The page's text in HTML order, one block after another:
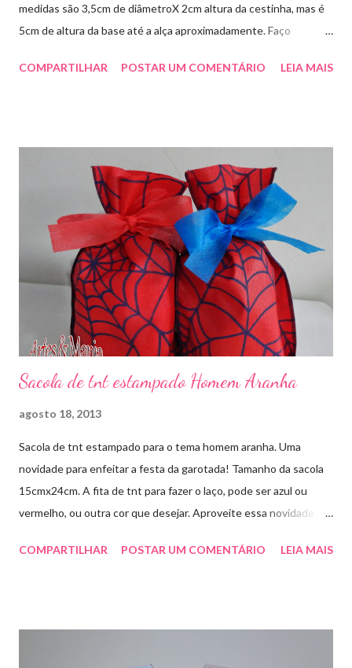
medidas são 3,5cm de diâmetroX 2cm altura da cestinha, mas é
5cm de altura da base até a alça aproximadamente. Faço
enfeitar sua festa!!! artesmania1@hotmail.com
COMPARTILHAR POSTAR UM COMENTÁRIO LEIA MAIS
Sacola de tnt estampado Homem Aranha
agosto 18, 2013
Sacola de tnt estampado para o tema homem aranha. Uma
novidade para enfeitar a festa da garotada! Tamanho da sacola
15cmx24cm. A fita de tnt para fazer o laço, pode ser azul ou
vermelho, ou outra cor que desejar. Aproveite essa novidade e
COMPARTILHAR
POSTAR UM COMENTÁRIO LEIA MAIS